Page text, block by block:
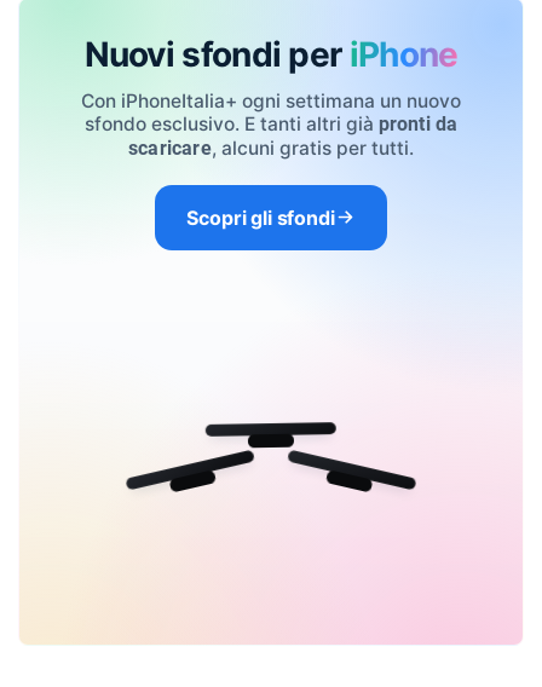
Nuovi sfondi per iPhone
Con iPhoneItalia+ ogni settimana un nuovo
sfondo esclusivo. E tanti altri già pronti da
scaricare, alcuni gratis per tutti.
Scopri gli sfondi